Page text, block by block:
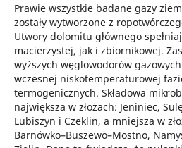
Prawie wszystkie badane gazy
zostały wytworzone z
Utwory dolomitu głównego
macierzystej, jak i zbiornikowej.
wyższych węglowodorów
wczesnej niskotemperaturowej
termogenicznych. Składowa
największa w złożach: Jeniniec,
Lubiszyn i Czeklin, a mniejsza w
Barnówko–Buszewo–Mostno,